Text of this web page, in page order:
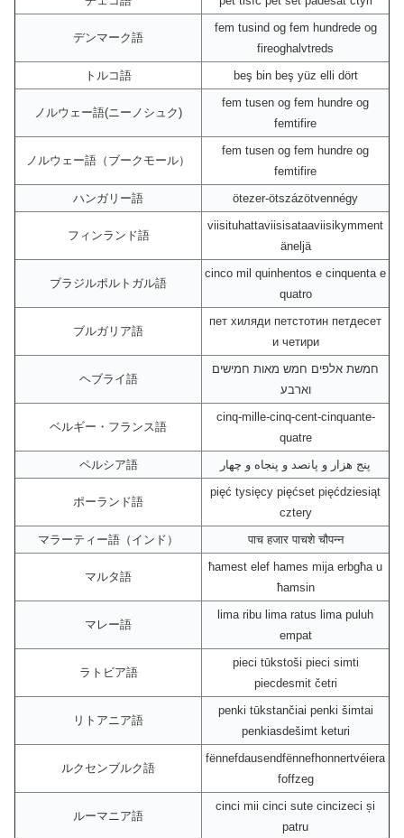
デンマーク語
fem tusind og fem hundrede og
fireoghalvtreds
トルコ語
beş bin beş yüz elli dört
ノルウェー語(ニーノシュク)
fem tusen og fem hundre og
femtifire
ノルウェー語（ブークモール）
fem tusen og fem hundre og
femtifire
ハンガリー語
ötezer-ötszázötvennégy
フィンランド語
viisituhattaviisisataaviisikymment
äneljä
ブラジルポルトガル語
cinco mil quinhentos e cinquenta e
quatro
ブルガリア語
пет хиляди петстотин петдесет
и четири
ヘブライ語
חמשת אלפים חמש מאות חמישים
וארבע
ベルギー・フランス語
cinq-mille-cinq-cent-cinquante-
quatre
ペルシア語
پنج هزار و پانصد و پنجاه و چهار
ポーランド語
pięć tysięcy pięćset pięćdziesiąt
cztery
マラーティー語（インド）
पाच हजार पाचशे चौपन्न
マルタ語
ħamest elef hames mija erbgħa u
ħamsin
マレー語
lima ribu lima ratus lima puluh
empat
ラトビア語
pieci tūkstoši pieci simti
piecdesmit četri
リトアニア語
penki tūkstančiai penki šimtai
penkiasdešimt keturi
ルクセンブルク語
fënnefdausendfënnefhonnertvéiera
foffzeg
ルーマニア語
cinci mii cinci sute cincizeci și
patru